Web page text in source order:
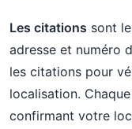
Les citations sont
adresse et numéro
les citations pour
localisation.
confirmant votre